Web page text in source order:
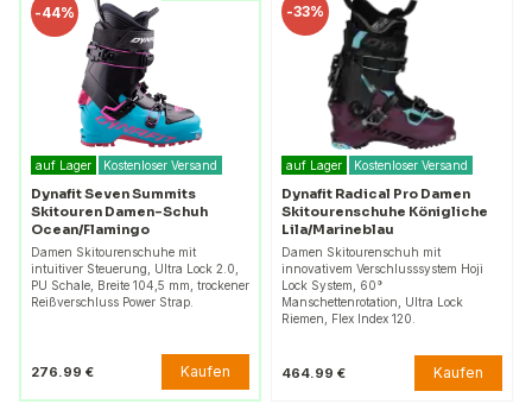
-44%
auf Lager Kostenloser Versand
Dynafit Seven Summits
Skitouren Damen-Schuh
Ocean/Flamingo
Damen Skitourenschuhe mit
intuitiver Steuerung, Ultra Lock 2.0,
PU Schale, Breite 104,5 mm, trockener
Reißverschluss Power Strap.
276.99 € Kaufen
-33%
auf Lager Kostenloser Versand
Dynafit Radical Pro Damen
Skitourenschuhe Königliche
Lila/Marineblau
Damen Skitourenschuh mit
innovativem Verschlusssystem Hoji
Lock System, 60°
Manschettenrotation, Ultra Lock
Riemen, Flex Index 120.
464.99 € Kaufen